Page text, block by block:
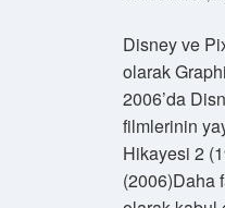
Disney ve
olarak
2006’da
filmlerinin
Hikayesi 2
(2006)Daha